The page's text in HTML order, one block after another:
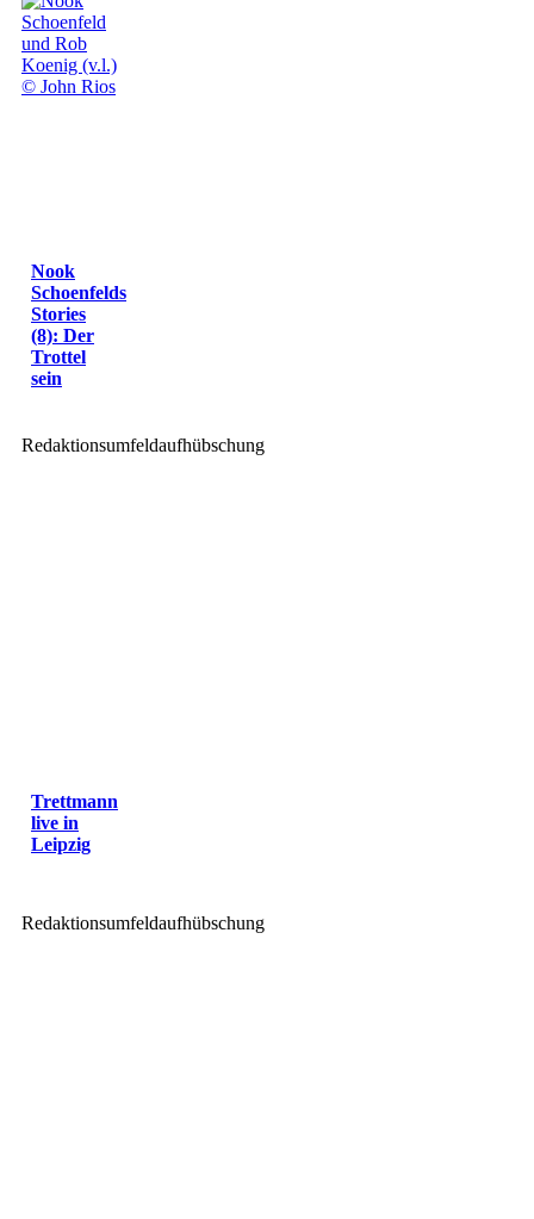
Nook
Schoenfelds
Stories
(8): Der
Trottel
sein
Redaktionsumfeldaufhübschung
Trettmann
live in
Leipzig
Redaktionsumfeldaufhübschung